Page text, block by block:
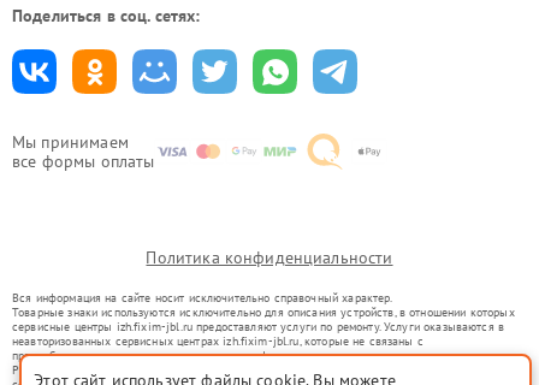
Мы принимаем
все формы оплаты
Поделиться в соц. сетях:
Политика конфиденциальности
Вся информация на сайте носит исключительно справочный характер.
Товарные знаки используются исключительно для описания устройств, в отношении которых
сервисные центры izh.fixim-jbl.ru предоставляют услуги по ремонту. Услуги оказываются в
неавторизованных сервисных центрах izh.fixim-jbl.ru, которые не связаны с
правообладателями товарных знаков или их официальными представителями.
Ремонт осуществляется для устройств, уже введенных в гражданский оборот в соответствии
Этот сайт использует файлы cookie. Вы можете